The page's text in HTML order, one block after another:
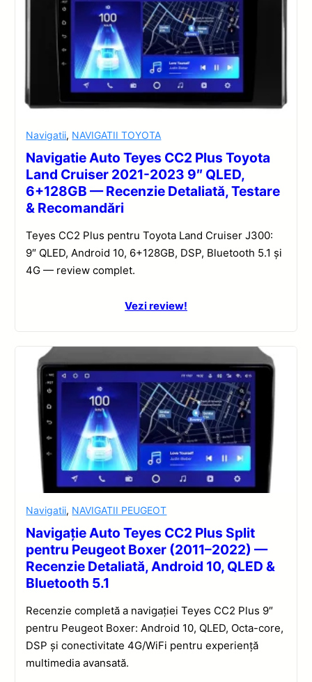
Navigatii, NAVIGATII TOYOTA
Navigatie Auto Teyes CC2 Plus Toyota
Land Cruiser 2021-2023 9″ QLED,
6+128GB — Recenzie Detaliată, Testare
& Recomandări
Teyes CC2 Plus pentru Toyota Land Cruiser J300:
9″ QLED, Android 10, 6+128GB, DSP, Bluetooth 5.1 și
4G — review complet.
Vezi review!
Navigatii, NAVIGATII PEUGEOT
Navigație Auto Teyes CC2 Plus Split
pentru Peugeot Boxer (2011–2022) —
Recenzie Detaliată, Android 10, QLED &
Bluetooth 5.1
Recenzie completă a navigației Teyes CC2 Plus 9″
pentru Peugeot Boxer: Android 10, QLED, Octa-core,
DSP și conectivitate 4G/WiFi pentru experiență
multimedia avansată.